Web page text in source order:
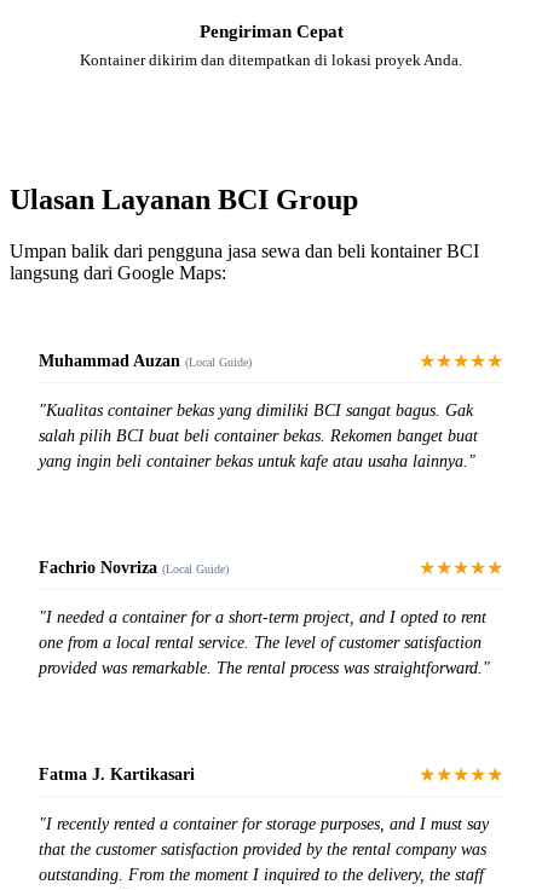
Pengiriman Cepat
Kontainer dikirim dan ditempatkan di lokasi proyek Anda.
Ulasan Layanan BCI Group
Umpan balik dari pengguna jasa sewa dan beli kontainer BCI
langsung dari Google Maps:
Muhammad Auzan (Local Guide) ★★★★★
"Kualitas container bekas yang dimiliki BCI sangat bagus. Gak
salah pilih BCI buat beli container bekas. Rekomen banget buat
yang ingin beli container bekas untuk kafe atau usaha lainnya."
Fachrio Novriza (Local Guide) ★★★★★
"I needed a container for a short-term project, and I opted to rent
one from a local rental service. The level of customer satisfaction
provided was remarkable. The rental process was straightforward."
Fatma J. Kartikasari ★★★★★
"I recently rented a container for storage purposes, and I must say
that the customer satisfaction provided by the rental company was
outstanding. From the moment I inquired to the delivery, the staff